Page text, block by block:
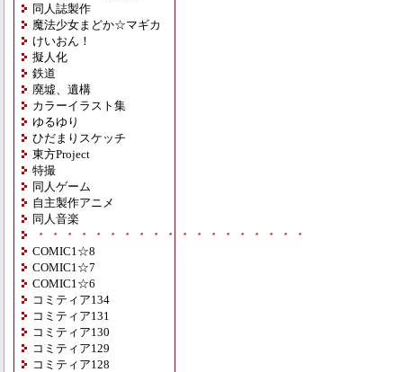
同人誌製作
魔法少女まどか☆マギカ
けいおん！
擬人化
鉄道
廃墟、遺構
カラーイラスト集
ゆるゆり
ひだまりスケッチ
東方Project
特撮
同人ゲーム
自主製作アニメ
同人音楽
・・・・・・・・・・・・・・・・・・・
COMIC1☆8
COMIC1☆7
COMIC1☆6
コミティア134
コミティア131
コミティア130
コミティア129
コミティア128